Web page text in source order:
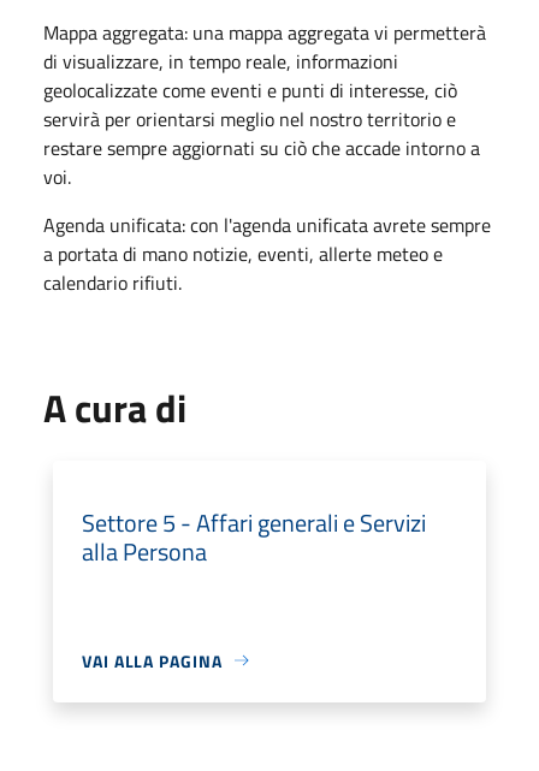
Mappa aggregata: una mappa aggregata vi permetterà
di visualizzare, in tempo reale, informazioni
geolocalizzate come eventi e punti di interesse, ciò
servirà per orientarsi meglio nel nostro territorio e
restare sempre aggiornati su ciò che accade intorno a
voi.
Agenda unificata: con l'agenda unificata avrete sempre
a portata di mano notizie, eventi, allerte meteo e
calendario rifiuti.
A cura di
Settore 5 - Affari generali e Servizi
alla Persona
VAI ALLA PAGINA